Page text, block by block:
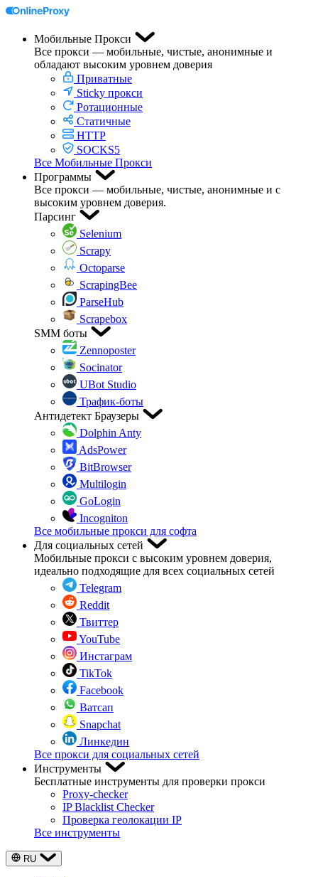
Мобильные Прокси
Все прокси — мобильные, чистые, анонимные и
обладают высоким уровнем доверия
Приватные
Sticky прокси
Ротационные
Статичные
HTTP
SOCKS5
Все Мобильные Прокси
Программы
Все прокси — мобильные, чистые, анонимные и с
высоким уровнем доверия.
Парсинг
Selenium
Scrapy
Octoparse
ScrapingBee
ParseHub
Scrapebox
SMM боты
Zennoposter
Socinator
UBot Studio
Трафик-боты
Антидетект Браузеры
Dolphin Anty
AdsPower
BitBrowser
Multilogin
GoLogin
Incogniton
Все мобильные прокси для софта
Для социальных сетей
Мобильные прокси с высоким уровнем доверия,
идеально подходящие для всех социальных сетей
Telegram
Reddit
Твиттер
YouTube
Инстаграм
TikTok
Facebook
Ватсап
Snapchat
Линкедин
Все прокси для социальных сетей
Инструменты
Бесплатные инструменты для проверки прокси
Proxy-checker
IP Blacklist Checker
Проверка геолокации IP
Все инструменты
RU